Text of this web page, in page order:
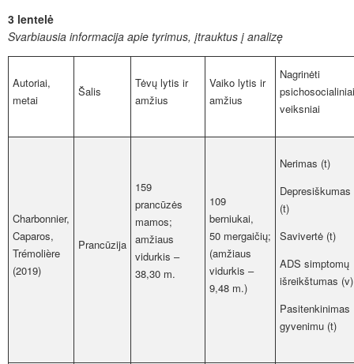
3 lentelė
Svarbiausia informacija apie tyrimus, įtrauktus į analizę
Autoriai,
metai
Šalis
Tėvų lytis ir
amžius
Vaiko lytis ir
amžius
Nagrinėti
psichosocialiniai
veiksniai
Charbonnier,
Caparos,
Trémolière
(2019)
Prancūzija
159
prancūzės
mamos;
amžiaus
vidurkis –
38,30 m.
109
berniukai,
50 mergaičių;
(amžiaus
vidurkis –
9,48 m.)
Nerimas (t)
Depresiškumas
(t)
Savivertė (t)
ADS simptomų
išreikštumas (v)
Pasitenkinimas
gyvenimu (t)